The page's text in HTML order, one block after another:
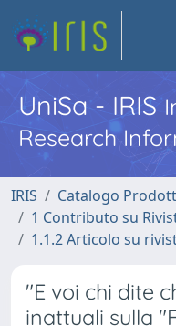
UniSa - IRIS
Research
IRIS
Catalogo
1 Contributo su
1.1.2 Articolo su
"E voi chi dite
inattuali sulla